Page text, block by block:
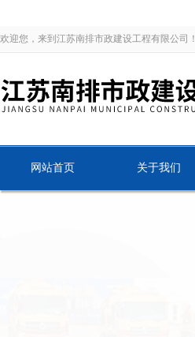
欢迎您，来到江苏南排市政建设工程有限公司！
网站首页 关于我们